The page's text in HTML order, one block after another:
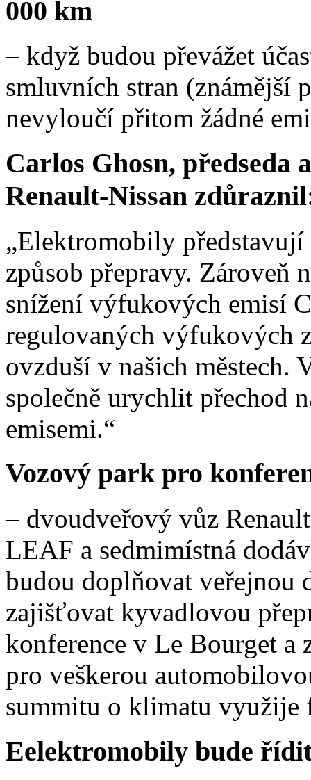
000 km
– když budou převážet
smluvních stran (známější
nevyloučí přitom žádné
Carlos Ghosn, předseda
Renault-Nissan
„Elektromobily
způsob přepravy. Zároveň
snížení výfukových emisí
regulovaných výfukových
ovzduší v našich městech.
společně urychlit přechod
emisemi.“
Vozový park pro
– dvoudveřový vůz
LEAF a sedmimístná
budou doplňovat veřejnou
zajišťovat kyvadlovou
konference v Le Bourget a
pro veškerou
summitu o klimatu
Eelektromobily bude